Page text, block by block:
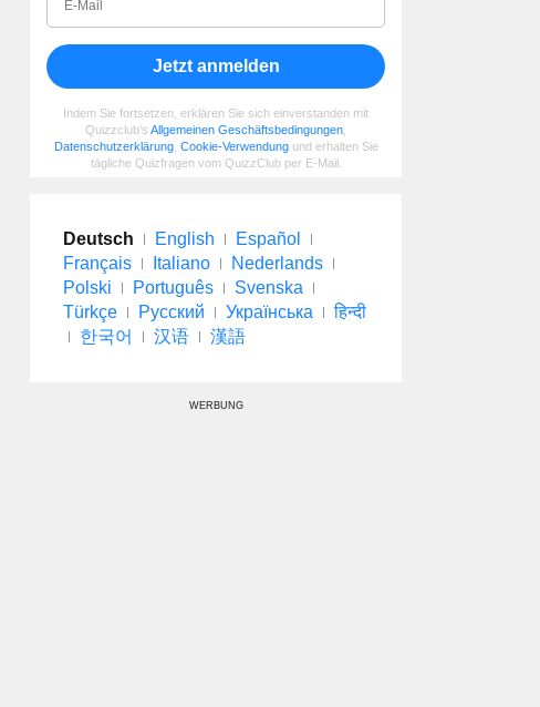
Jetzt anmelden
Indem Sie fortsetzen, erklären Sie sich einverstanden mit
Quizzclub's Allgemeinen Geschäftsbedingungen
Datenschutzerklärung, Cookie-Verwendungund erhalten Sie
tägliche Quizfragen vom QuizzClub per E-Mail.
Deutsch English
Español
Français
Italiano
Nederlands
Polski
Português
Svenska
Türkçe
Русский Українська
हिन्दी
한국어
汉语 漢語
WERBUNG